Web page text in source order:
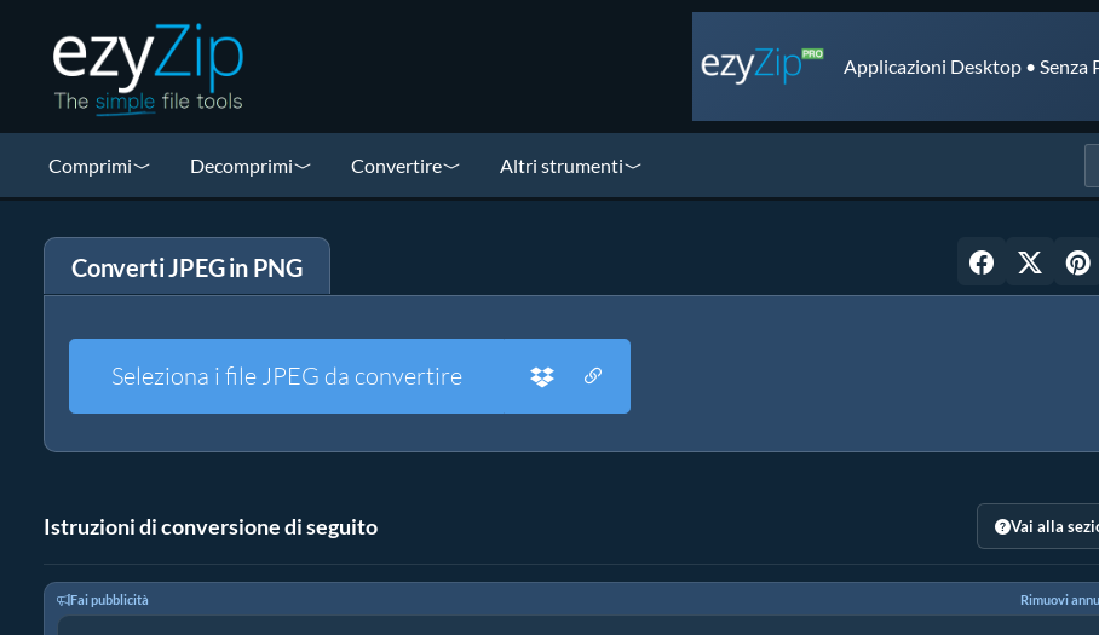
Applicazioni Desktop •
Comprimi Decomprimi Convertire Altri strumenti
Converti JPEG in PNG
Seleziona i file JPEG da convertire
Istruzioni di conversione di seguito Vai alla
Fai pubblicità Rimuovi